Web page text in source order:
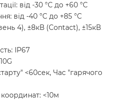
від -30 °C до +60 °C
від -40 °C до +85 °C
4), ±8кВ (Contact), ±15кВ
IP67
<60сек, Час "гарячого
<10м